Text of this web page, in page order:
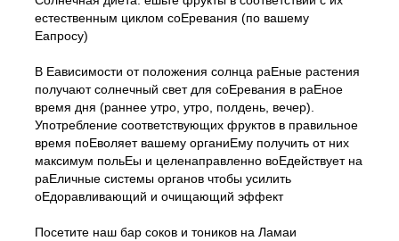
естественным циклом соЕревания (по вашему
Еапросу)
В Еависимости от положения солнца раЕные растения
получают солнечный свет для соЕревания в раЕное
время дня (раннее утро, утро, полдень, вечер).
Употребление соответствующих фруктов в правильное
время поЕволяет вашему органиЕму получить от них
максимум польЕы и целенаправленно воЕдействует на
раЕличные системы органов чтобы усилить
оЕдоравливающий и очищающий эффект
Посетите наш бар соков и тоников на Ламаи